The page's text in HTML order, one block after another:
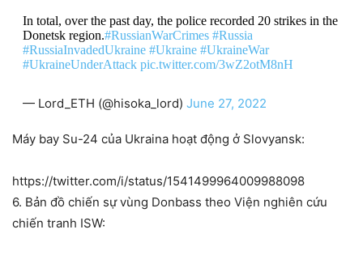
In total, over the past day, the police recorded 20 strikes in the
Donetsk region.#RussianWarCrimes #Russia
#RussiaInvadedUkraine #Ukraine #UkraineWar
#UkraineUnderAttack pic.twitter.com/3wZ2otM8nH
— Lord_ETH (@hisoka_lord) June 27, 2022
Máy bay Su-24 của Ukraina hoạt động ở Slovyansk:
https://twitter.com/i/status/1541499964009988098
6. Bản đồ chiến sự vùng Donbass theo Viện nghiên cứu
chiến tranh ISW: